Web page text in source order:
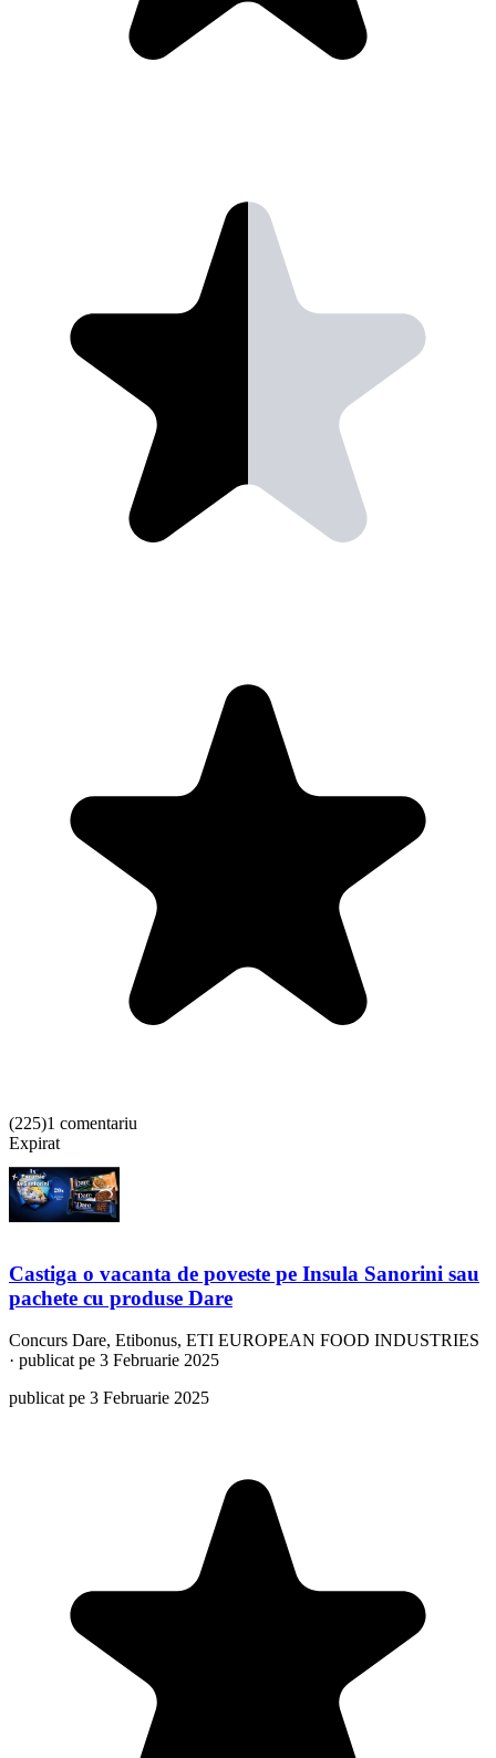
(225)1 comentariu
Expirat
Castiga o vacanta de poveste pe Insula Sanorini sau
pachete cu produse Dare
Concurs Dare, Etibonus, ETI EUROPEAN FOOD INDUSTRIES
· publicat pe 3 Februarie 2025
publicat pe 3 Februarie 2025